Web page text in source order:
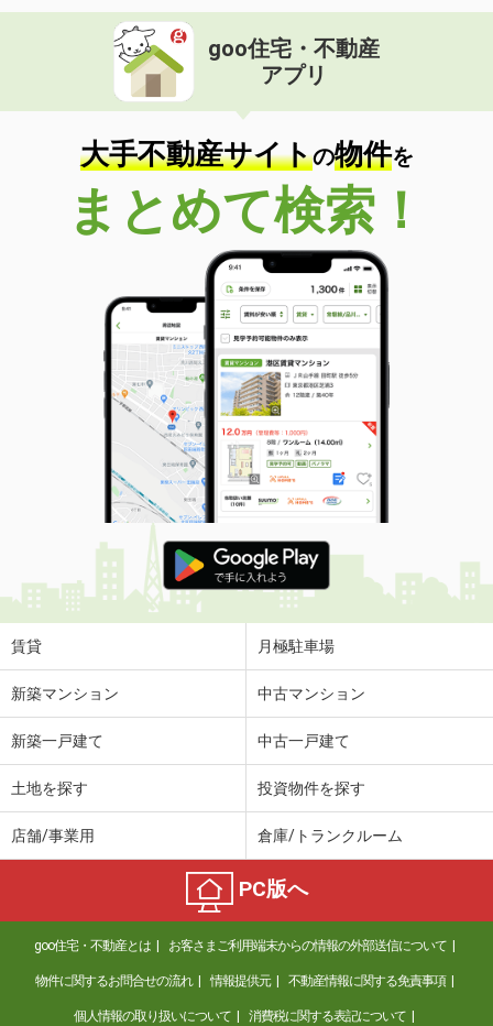
岐阜県岐阜市高田６丁目
価 格
住 所
岐阜県岐阜市高田６丁目
専有面積 53.68m²
間取り
2LDK
岐阜県大垣市昼飯町
価 格
4.20万円
岐阜県大垣市昼飯町
51.66m²
間取り
2LDK
岐阜県安八郡安八町城２丁目
価 格
3.90万円
住 所
岐阜県安八郡安八町城２丁目
専有面積 29.75m²
間取り
ワンルーム
岐阜県大垣市小泉町
価 格
4.80万円
住 所
岐阜県大垣市小泉町
専有面積
岐阜県岐阜市六条南２丁目
3.70万円
岐阜県美濃加茂市加茂川町１丁目
6.60万円
住 所
岐阜県美濃加茂市加茂川町１丁目
専有面積 61.82m²
間取り
2LDK
岐阜県岐阜市水海道４丁目
goo住宅・不動産
アプリ
大手不動産サイトの物件を
まとめて検索！
賃貸 月極駐車場
新築マンション 中古マンション
新築一戸建て 中古一戸建て
土地を探す 投資物件を探す
店舗/事業用 倉庫/トランクルーム
PC版へ
goo住宅・不動産とは お客さまご利用端末からの情報の外部送信について
物件に関するお問合せの流れ 情報提供元 不動産情報に関する免責事項
個人情報の取り扱いについて 消費税に関する表記について